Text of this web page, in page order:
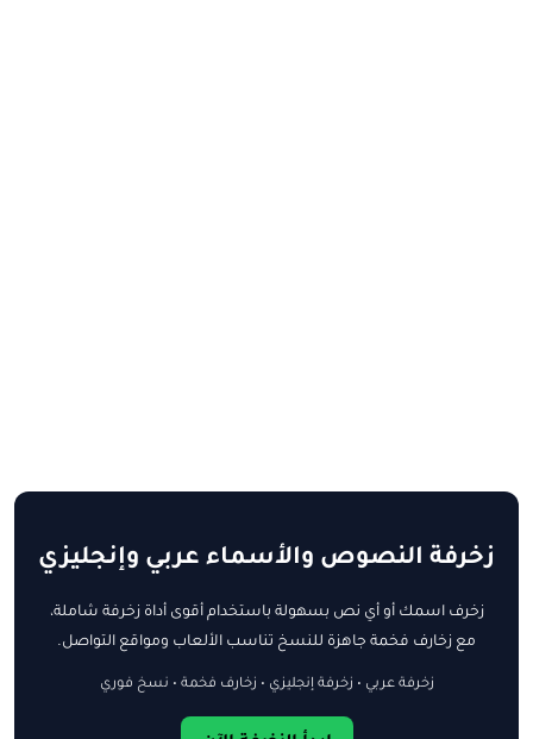
زخرفة النصوص والأسماء عربي وإنجليزي
زخرف اسمك أو أي نص بسهولة باستخدام أقوى أداة زخرفة شاملة،
مع زخارف فخمة جاهزة للنسخ تناسب الألعاب ومواقع التواصل.
زخرفة عربي • زخرفة إنجليزي • زخارف فخمة • نسخ فوري